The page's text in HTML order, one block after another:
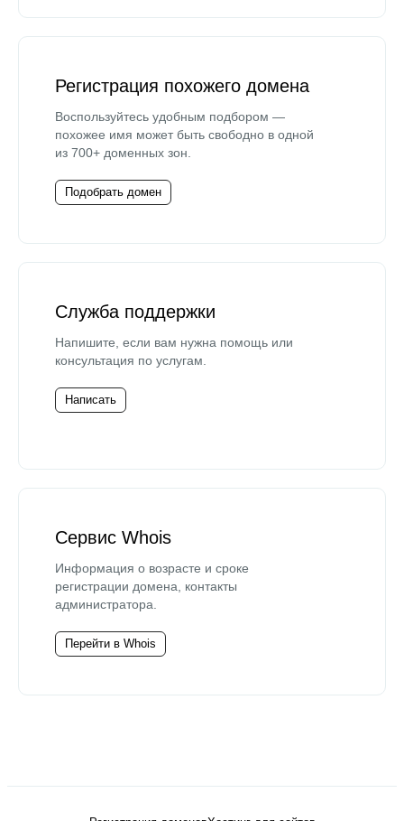
Регистрация похожего домена
Воспользуйтесь удобным подбором —
похожее имя может быть свободно в одной
из 700+ доменных зон.
Подобрать домен
Служба поддержки
Напишите, если вам нужна помощь или
консультация по услугам.
Написать
Сервис Whois
Информация о возрасте и сроке
регистрации домена, контакты
администратора.
Перейти в Whois